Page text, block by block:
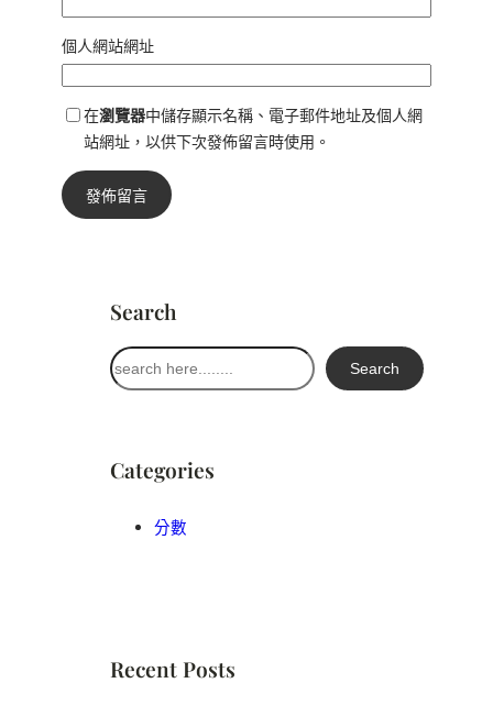
個人網站網址
在瀏覽器中儲存顯示名稱、電子郵件地址及個人網
站網址，以供下次發佈留言時使用。
Search
搜
尋
Search
Categories
分數
Recent Posts